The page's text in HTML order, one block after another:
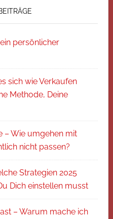
persönlicher
sich wie Verkaufen
Methode, Deine
– Wie umgehen mit
nicht passen?
Strategien 2025
Dich einstellen musst
– Warum mache ich